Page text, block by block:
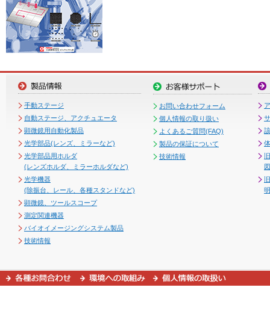
手動ステージ
自動ステージ、アクチュエータ
顕微鏡用自動化製品
光学部品(レンズ、ミラーなど)
光学部品用ホルダ
(レンズホルダ、ミラーホルダなど)
光学機器
(除振台、レール、各種スタンドなど)
顕微鏡、ツールスコープ
測定関連機器
バイオイメージングシステム製品
技術情報
お問い合わせフォーム
個人情報の取り扱い
よくあるご質問(FAQ)
製品の保証について
技術情報